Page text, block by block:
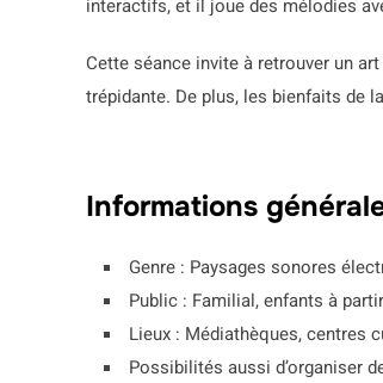
interactifs, et il joue des mélodies
Cette séance invite à retrouver un
trépidante. De plus, les bienfaits de
Informations
Genre : Paysages sonores
Public : Familial, enfants à
Lieux : Médiathèques, centres
Possibilités aussi d’organiser